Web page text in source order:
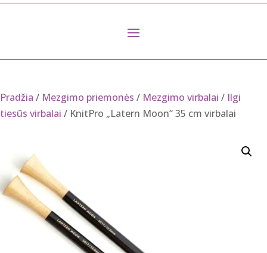
Pradžia / Mezgimo priemonės / Mezgimo virbalai / Ilgi
tiesūs virbalai / KnitPro „Latern Moon“ 35 cm virbalai